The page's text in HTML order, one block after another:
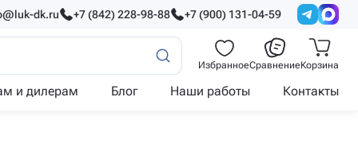
dk.ru +7 (842) 228-98-88 +7 (900) 131-04-59
ИзбранноеСравнениеКорзина
и дилерам Блог Наши работы Контакты